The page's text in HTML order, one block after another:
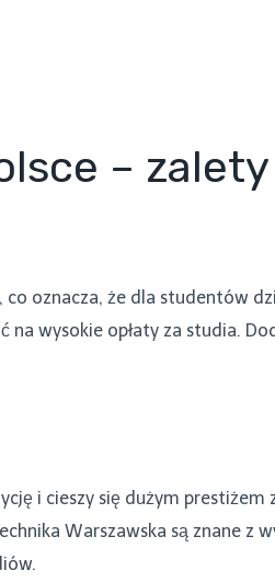
– zalety
oznacza, że dla studentów
wysokie opłaty za studia.
i cieszy się dużym
Warszawska są znane z